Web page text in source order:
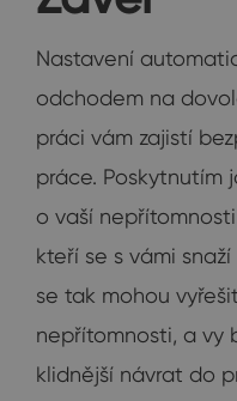
Nastavení
odchodem na
práci vám zajistí
práce. Poskytnutím
o vaší
kteří se s vámi
se tak mohou
nepřítomnosti, a vy
klidnější návrat do